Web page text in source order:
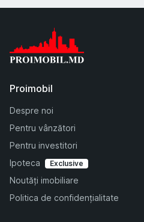
Proimobil
Despre noi
Pentru vânzători
Pentru investitori
Ipoteca
Exclusive
Noutăți imobiliare
Politica de confidențialitate